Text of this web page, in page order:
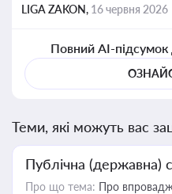
LIGA ZAKON, 16 червня 2026
Повний AI-підсумок
Теми, які можуть вас
Публічна (державна)
Про що тема: Про